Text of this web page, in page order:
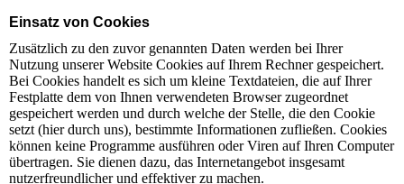
Einsatz von Cookies
Zusätzlich zu den zuvor genannten Daten werden bei Ihrer
Nutzung unserer Website Cookies auf Ihrem Rechner gespeichert.
Bei Cookies handelt es sich um kleine Textdateien, die auf Ihrer
Festplatte dem von Ihnen verwendeten Browser zugeordnet
gespeichert werden und durch welche der Stelle, die den Cookie
setzt (hier durch uns), bestimmte Informationen zufließen. Cookies
können keine Programme ausführen oder Viren auf Ihren Computer
übertragen. Sie dienen dazu, das Internetangebot insgesamt
nutzerfreundlicher und effektiver zu machen.